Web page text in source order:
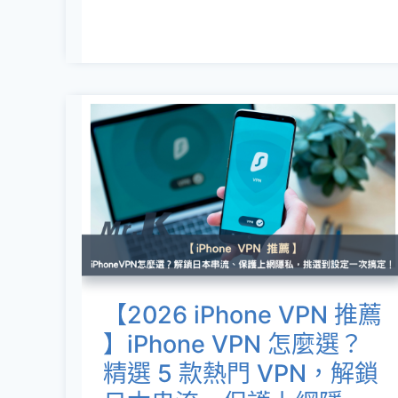
【2026 iPhone VPN 推薦
】iPhone VPN 怎麼選？
精選 5 款熱門 VPN，解鎖
iPhone
VPN
推
】
iPhone
VPN
怎
麼